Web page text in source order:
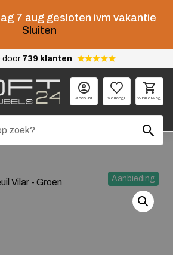
7 aug gesloten ivm vakantie
Sluiten
door 739 klanten
Account Verlangl. Winkelwag.
Aanbieding